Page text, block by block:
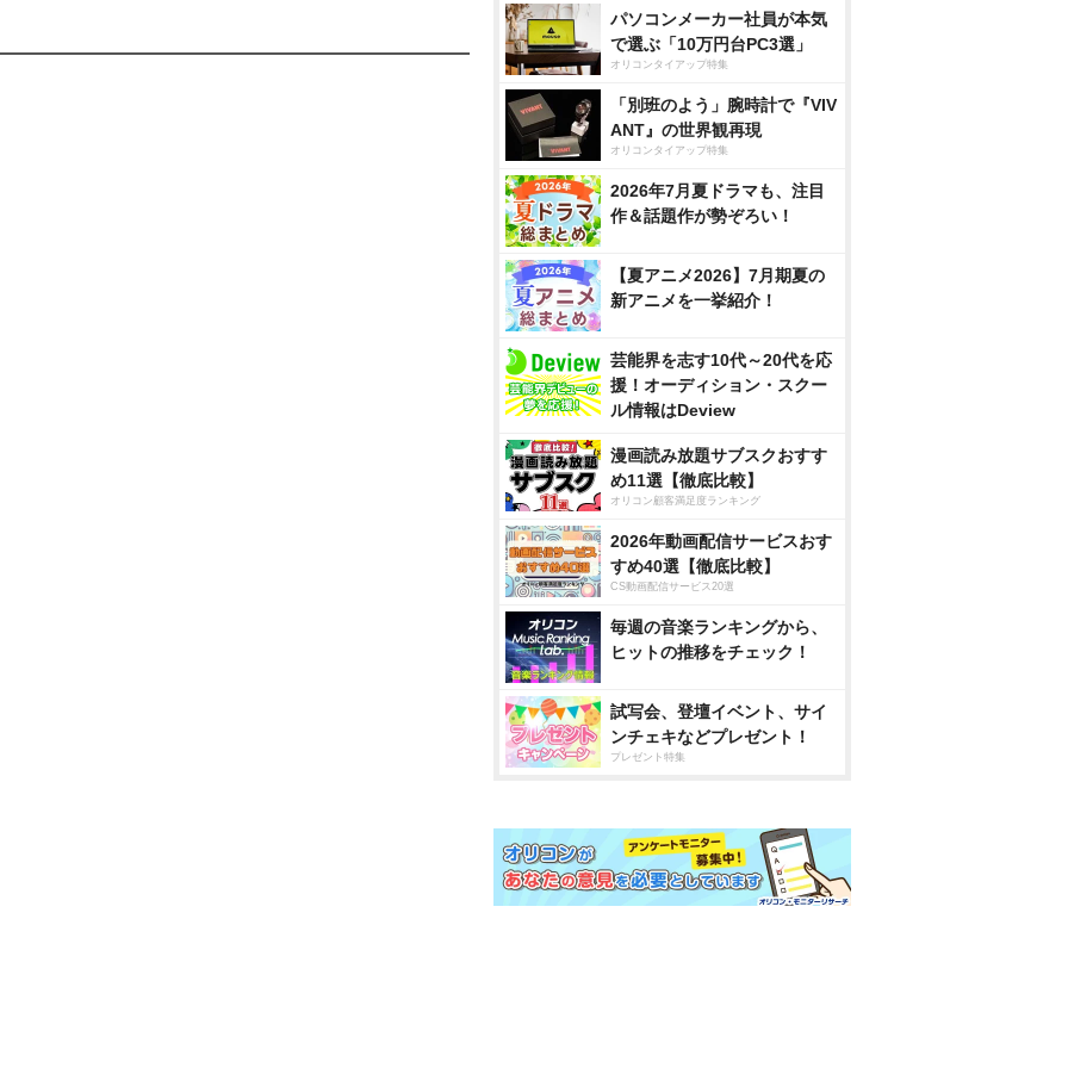
パソコンメーカー社員が本気
で選ぶ「10万円台PC3選」
オリコンタイアップ特集
「別班のよう」腕時計で『VIV
ANT』の世界観再現
オリコンタイアップ特集
2026年7月夏ドラマも、注目
作＆話題作が勢ぞろい！
【夏アニメ2026】7月期夏の
新アニメを一挙紹介！
芸能界を志す10代～20代を応
援！オーディション・スクー
ル情報はDeview
漫画読み放題サブスクおすす
め11選【徹底比較】
オリコン顧客満足度ランキング
2026年動画配信サービスおす
すめ40選【徹底比較】
CS動画配信サービス20選
毎週の音楽ランキングから、
ヒットの推移をチェック！
試写会、登壇イベント、サイ
ンチェキなどプレゼント！
プレゼント特集